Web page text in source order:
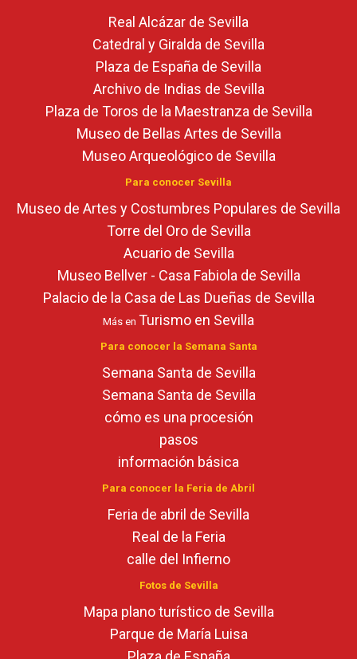
Real Alcázar de Sevilla
Catedral y Giralda de Sevilla
Plaza de España de Sevilla
Archivo de Indias de Sevilla
Plaza de Toros de la Maestranza de Sevilla
Museo de Bellas Artes de Sevilla
Museo Arqueológico de Sevilla
Para conocer Sevilla
Museo de Artes y Costumbres Populares de Sevilla
Torre del Oro de Sevilla
Acuario de Sevilla
Museo Bellver - Casa Fabiola de Sevilla
Palacio de la Casa de Las Dueñas de Sevilla
Más en Turismo en Sevilla
Para conocer la Semana Santa
Semana Santa de Sevilla
Semana Santa de Sevilla
cómo es una procesión
pasos
información básica
Para conocer la Feria de Abril
Feria de abril de Sevilla
Real de la Feria
calle del Infierno
Fotos de Sevilla
Mapa plano turístico de Sevilla
Parque de María Luisa